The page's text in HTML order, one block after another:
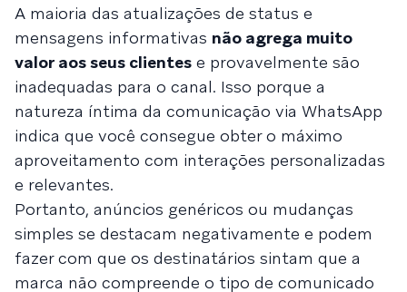
A maioria das atualizações de status e
mensagens informativas não agrega muito
valor aos seus clientes e provavelmente são
inadequadas para o canal. Isso porque a
natureza íntima da comunicação via WhatsApp
indica que você consegue obter o máximo
aproveitamento com interações personalizadas
e relevantes.
Portanto, anúncios genéricos ou mudanças
simples se destacam negativamente e podem
fazer com que os destinatários sintam que a
marca não compreende o tipo de comunicado